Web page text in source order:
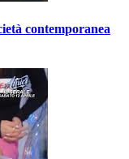
contemporanea